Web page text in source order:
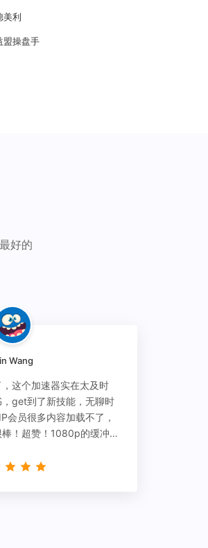
美利
盟操盘手
好的
Wang
这个加速器实在太及时
get到了新技能，无聊时
会员很多内容加载不了，
！超赞！1080p的缓冲完